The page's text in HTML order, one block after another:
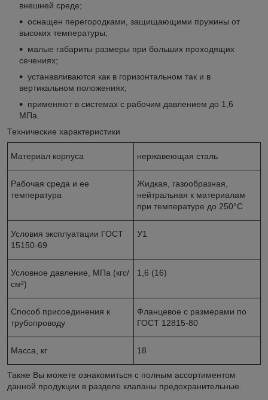
внешней среде;
оснащен перегородками, защищающими пружины от
высоких температуры;
малые габариты размеры при больших проходящих
сечениях;
устанавливаются как в горизонтальном так и в
вертикальном положениях;
применяют в системах с рабочим давлением до 1,6
МПа.
Технические характеристики
Материал корпуса нержавеющая сталь
Рабочая среда и ее
температура
Жидкая, газообразная,
нейтральная к материалам
при температуре до 250°С
Условия эксплуатации ГОСТ
15150-69
У1
Условное давление, МПа (кгс/
см²)
1,6 (16)
Способ присоединения к
трубопроводу
Фланцевое с размерами по
ГОСТ 12815-80
Масса, кг 18
Также Вы можете ознакомиться с полным ассортиментом
данной продукции в разделе клапаны предохранительные.